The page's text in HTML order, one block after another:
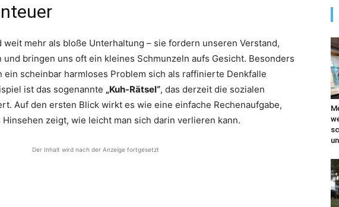
weit mehr als bloße Unterhaltung – sie fordern unseren Verstand,
und bringen uns oft ein kleines Schmunzeln aufs Gesicht. Besonders
scheinbar harmloses Problem sich als raffinierte Denkfalle
ist das sogenannte „Kuh-Rätsel“, das derzeit die sozialen
Auf den ersten Blick wirkt es wie eine einfache Rechenaufgabe,
zeigt, wie leicht man sich darin verlieren kann.
Der Inhalt wird nach der Anzeige fortgesetzt